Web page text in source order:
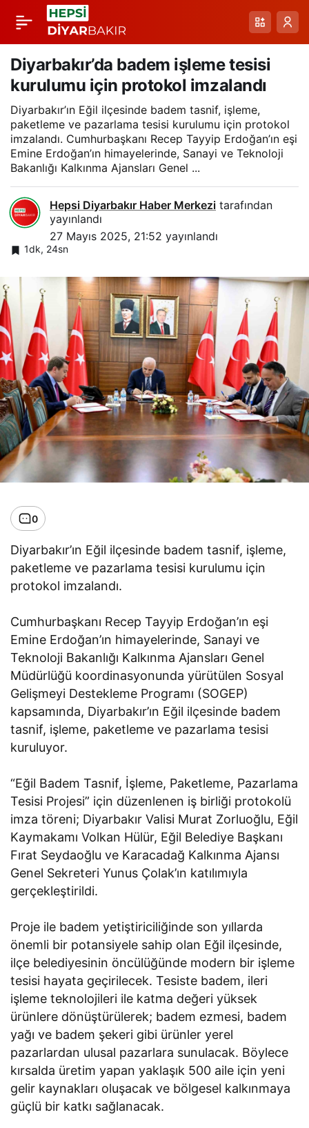
Diyarbakır’da badem işleme tesisi
kurulumu için protokol imzalandı
Diyarbakır’ın Eğil ilçesinde badem tasnif, işleme,
paketleme ve pazarlama tesisi kurulumu için protokol
imzalandı. Cumhurbaşkanı Recep Tayyip Erdoğan’ın eşi
Emine Erdoğan’ın himayelerinde, Sanayi ve Teknoloji
Bakanlığı Kalkınma Ajansları Genel ...
Hepsi Diyarbakır Haber Merkezi tarafından
yayınlandı
27 Mayıs 2025, 21:52 yayınlandı
1dk, 24sn
0
Diyarbakır’ın Eğil ilçesinde badem tasnif, işleme,
paketleme ve pazarlama tesisi kurulumu için
protokol imzalandı.
Cumhurbaşkanı Recep Tayyip Erdoğan’ın eşi
Emine Erdoğan’ın himayelerinde, Sanayi ve
Teknoloji Bakanlığı Kalkınma Ajansları Genel
Müdürlüğü koordinasyonunda yürütülen Sosyal
Gelişmeyi Destekleme Programı (SOGEP)
kapsamında, Diyarbakır’ın Eğil ilçesinde badem
tasnif, işleme, paketleme ve pazarlama tesisi
kuruluyor.
“Eğil Badem Tasnif, İşleme, Paketleme, Pazarlama
Tesisi Projesi” için düzenlenen iş birliği protokolü
imza töreni; Diyarbakır Valisi Murat Zorluoğlu, Eğil
Kaymakamı Volkan Hülür, Eğil Belediye Başkanı
Fırat Seydaoğlu ve Karacadağ Kalkınma Ajansı
Genel Sekreteri Yunus Çolak’ın katılımıyla
gerçekleştirildi.
Proje ile badem yetiştiriciliğinde son yıllarda
önemli bir potansiyele sahip olan Eğil ilçesinde,
ilçe belediyesinin öncülüğünde modern bir işleme
tesisi hayata geçirilecek. Tesiste badem, ileri
işleme teknolojileri ile katma değeri yüksek
ürünlere dönüştürülerek; badem ezmesi, badem
yağı ve badem şekeri gibi ürünler yerel
pazarlardan ulusal pazarlara sunulacak. Böylece
kırsalda üretim yapan yaklaşık 500 aile için yeni
gelir kaynakları oluşacak ve bölgesel kalkınmaya
güçlü bir katkı sağlanacak.
Diyarbakır’da Orman
Anaokullarına Giriş
Kursu düzenlendi
Paylaş